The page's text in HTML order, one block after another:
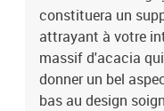
: bois d'acacia
H)Finition : article poli et
constituera un
attrayant à votre
massif d'acacia
donner un bel
bas au design